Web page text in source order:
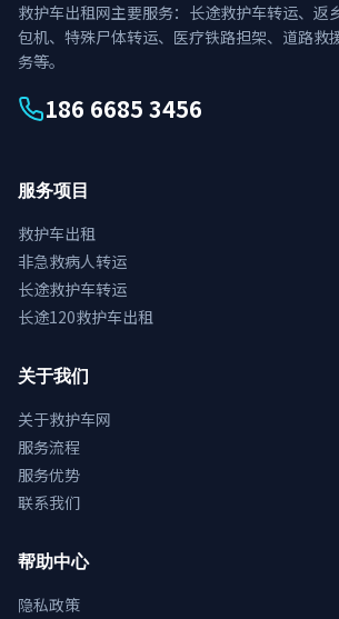
救护车出租网主要服务：长途救护车转运、返
包机、特殊尸体转运、医疗铁路担架、道路救
务等。
186 6685 3456
服务项目
救护车出租
非急救病人转运
长途救护车转运
长途120救护车出租
关于我们
关于救护车网
服务流程
服务优势
联系我们
帮助中心
隐私政策